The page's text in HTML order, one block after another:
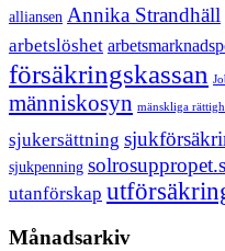
alliansen Annika Strandhäll
arbetslöshet
försäkringskassan
människosyn mänskliga
sjukersättning
sjukpenning
utanförskap
Månadsarkiv